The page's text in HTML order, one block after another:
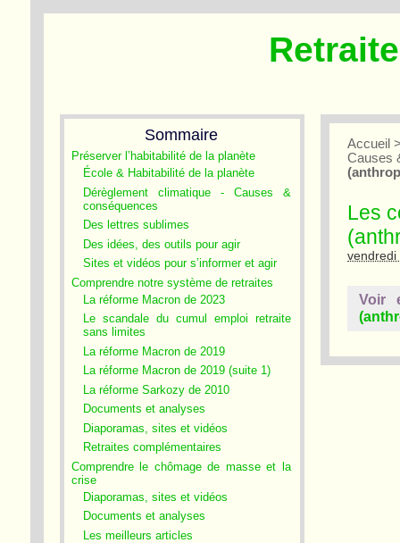
Sommaire
Préserver l’habitabilité de la planète
École & Habitabilité de la planète
Dérèglement climatique - Causes &
conséquences
Des lettres sublimes
Des idées, des outils pour agir
Sites et vidéos pour s’informer et agir
Comprendre notre système de retraites
La réforme Macron de 2023
Le scandale du cumul emploi retraite
sans limites
La réforme Macron de 2019
La réforme Macron de 2019 (suite 1)
La réforme Sarkozy de 2010
Documents et analyses
Diaporamas, sites et vidéos
Retraites complémentaires
Comprendre le chômage de masse et la
crise
Diaporamas, sites et vidéos
Documents et analyses
Les meilleurs articles
Accueil
Causes
Les
vendredi
Voir